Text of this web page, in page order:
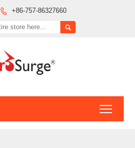
 +86-757-86327660
